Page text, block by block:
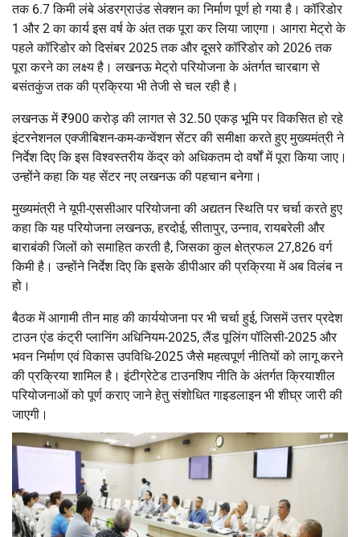
तक 6.7 किमी लंबे अंडरग्राउंड सेक्शन का निर्माण पूर्ण हो गया है। कॉरिडोर
1 और 2 का कार्य इस वर्ष के अंत तक पूरा कर लिया जाएगा। आगरा मेट्रो के
पहले कॉरिडोर को दिसंबर 2025 तक और दूसरे कॉरिडोर को 2026 तक
पूरा करने का लक्ष्य है। लखनऊ मेट्रो परियोजना के अंतर्गत चारबाग से
बसंतकुंज तक की प्रक्रिया भी तेजी से चल रही है।
लखनऊ में ₹900 करोड़ की लागत से 32.50 एकड़ भूमि पर विकसित हो रहे
इंटरनेशनल एक्जीबिशन-कम-कन्वेंशन सेंटर की समीक्षा करते हुए मुख्यमंत्री ने
निर्देश दिए कि इस विश्वस्तरीय केंद्र को अधिकतम दो वर्षों में पूरा किया जाए।
उन्होंने कहा कि यह सेंटर नए लखनऊ की पहचान बनेगा।
मुख्यमंत्री ने यूपी-एससीआर परियोजना की अद्यतन स्थिति पर चर्चा करते हुए
कहा कि यह परियोजना लखनऊ, हरदोई, सीतापुर, उन्नाव, रायबरेली और
बाराबंकी जिलों को समाहित करती है, जिसका कुल क्षेत्रफल 27,826 वर्ग
किमी है। उन्होंने निर्देश दिए कि इसके डीपीआर की प्रक्रिया में अब विलंब न
हो।
बैठक में आगामी तीन माह की कार्ययोजना पर भी चर्चा हुई, जिसमें उत्तर प्रदेश
टाउन एंड कंट्री प्लानिंग अधिनियम-2025, लैंड पूलिंग पॉलिसी-2025 और
भवन निर्माण एवं विकास उपविधि-2025 जैसे महत्वपूर्ण नीतियों को लागू करने
की प्रक्रिया शामिल है। इंटीग्रेटेड टाउनशिप नीति के अंतर्गत क्रियाशील
परियोजनाओं को पूर्ण कराए जाने हेतु संशोधित गाइडलाइन भी शीघ्र जारी की
जाएगी।